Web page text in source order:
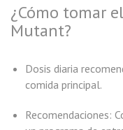
¿Cómo tomar
Mutant?
Dosis diaria
comida principal.
Recomendaciones: